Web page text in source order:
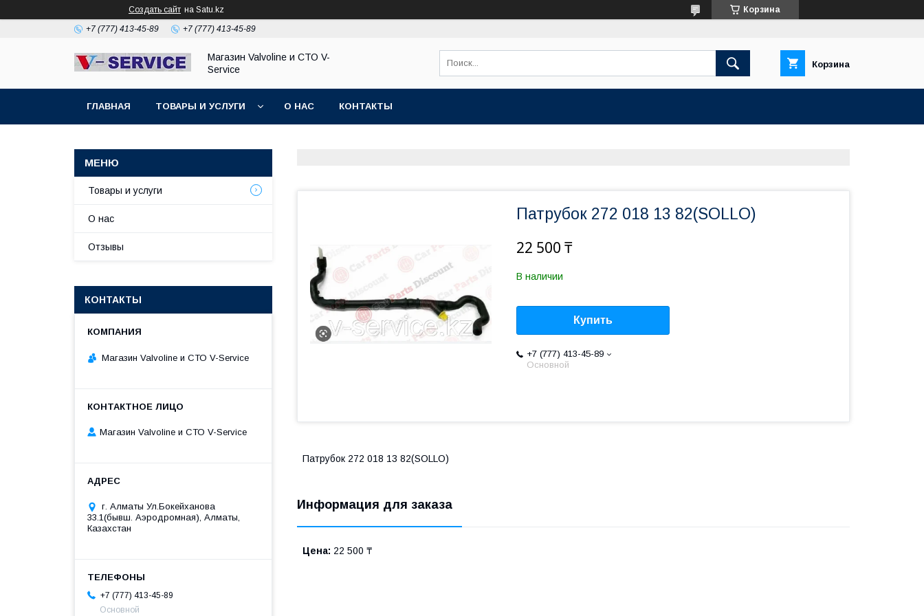
Создать сайт на Satu.kz Корзина
+7 (777) 413-45-89 +7 (777) 413-45-89
Магазин Valvoline и СТО V-
Service
Корзина
ГЛАВНАЯ ТОВАРЫ И УСЛУГИ О НАС КОНТАКТЫ
Патрубок 272 018 13 82(SOLLO)
22 500 ₸
В наличии
Купить
+7 (777) 413-45-89
Основной
Патрубок 272 018 13 82(SOLLO)
Информация для заказа
Цена: 22 500 ₸
Товары и услуги
О нас
Отзывы
КОНТАКТЫ
Магазин Valvoline и СТО V-Service
Магазин Valvoline и СТО V-Service
г. Алматы Ул.Бокейханова
33.1(бывш. Аэродромная), Алматы,
Казахстан
+7 (777) 413-45-89
Основной